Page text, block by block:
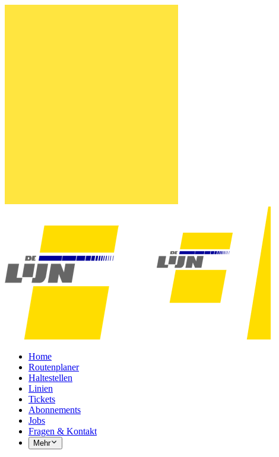
Home
Routenplaner
Haltestellen
Linien
Tickets
Abonnements
Jobs
Fragen & Kontakt
Mehr